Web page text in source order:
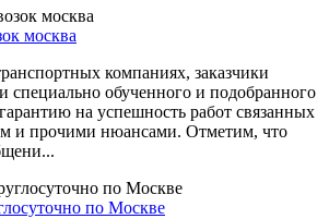
москва
компаниях, заказчики
специально обученного и подобранного
на успешность работ связанных
и прочими нюансами. Отметим, что
по Москве